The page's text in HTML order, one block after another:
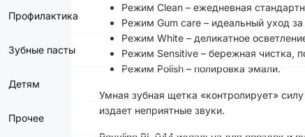
Профилактика
Зубные пасты
Детям
Прочее
Режим Clean – ежедневная
Режим Gum care – идеальный уход
Режим White – деликатное
Режим Sensitive – бережная чистка,
Режим Polish – полировка эмали.
Умная зубная щетка «контролирует»
издает неприятные звуки.